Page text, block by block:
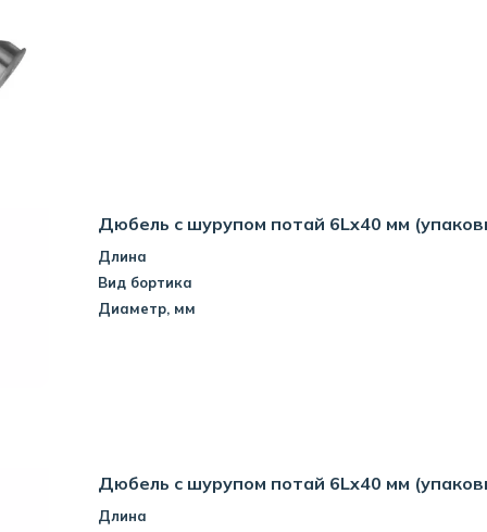
Дюбель с шурупом потай 6Lx40 мм
Длина
Вид бортика
Диаметр, мм
Дюбель с шурупом потай 6Lx40 мм
Длина